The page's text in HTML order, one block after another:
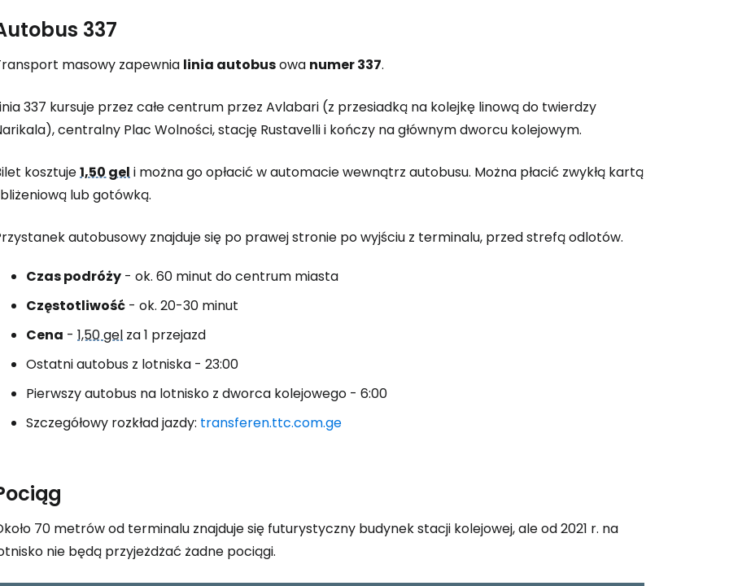
337
masowy zapewnia linia autobusowa numer 337.
337 kursuje przez całe centrum przez Avlabari (z przesiadką na kolejkę linową do twierdzy
centralny Plac Wolności, stację Rustavelli i kończy na głównym dworcu kolejowym.
kosztuje1,50 geli można go opłacić w automacie wewnątrz autobusu. Można płacić zwykłą kartą
lub gotówką.
autobusowy znajduje się po prawej stronie po wyjściu z terminalu, przed strefą odlotów.
Czas podróży - ok. 60 minut do centrum miasta
Częstotliwość - ok. 20-30 minut
Cena - 1,50 gel za 1 przejazd
Ostatni autobus z lotniska - 23:00
Pierwszy autobus na lotnisko z dworca kolejowego - 6:00
Szczegółowy rozkład jazdy: transferen.ttc.com.ge
70 metrów od terminalu znajduje się futurystyczny budynek stacji kolejowej, ale od 2021 r. na
nie będą przyjeżdżać żadne pociągi.
Zaloguj się do Cestee
Kontynuuj z Facebookiem